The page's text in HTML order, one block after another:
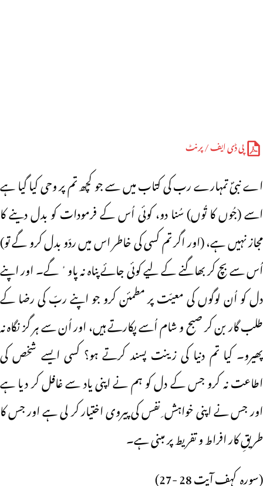
پی ڈی ایف / پرنٹ
اے نبیؐ تمہارے رب کی کتاب میں سے جو کچھ تم پر وحی کیا گیا ہے
اسے (جُوں کا تُوں) سُنا دو، کوئی اُس کے فرمودات کو بدل دینے کا
مجاز نہیں ہے، (اور اگر تم کسی کی خاطر اس میں ردّو بدل کرو گے تو)
اُس سے بچ کر بھاگنے کے لیے کوئی جائے پناہ نہ پاوٴ گے۔ اور اپنے
دل کو اُن لوگوں کی معیّت پر مطمئن کرو جو اپنے ربّ کی رضا کے
طلب گار بن کر صبح و شام اُسے پکارتے ہیں، اور اُن سے ہر گز نگاہ نہ
پھیرو۔ کیا تم دنیا کی زینت پسند کرتے ہو؟ کسی ایسے شخص کی
اطاعت نہ کرو جس کے دل کو ہم نے اپنی یاد سے غافل کر دیا ہے
اور جس نے اپنی خواہش ِ نفس کی پیروی اختیار کر لی ہے اور جس کا
طریقِ کار افراط و تفریط پر مبنی ہے۔
(سورہ کہف آیت 28 -27)